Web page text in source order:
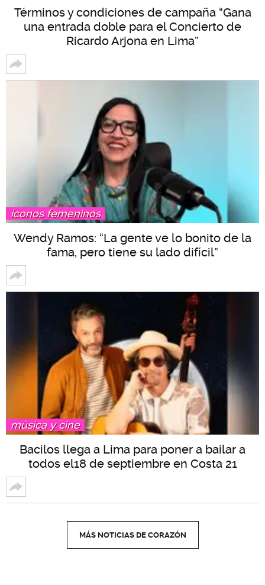
Términos y condiciones de campaña “Gana
una entrada doble para el Concierto de
Ricardo Arjona en Lima”
íconos femeninos
Wendy Ramos: “La gente ve lo bonito de la
fama, pero tiene su lado difícil”
música y cine
Bacilos llega a Lima para poner a bailar a
todos el18 de septiembre en Costa 21
MÁS NOTICIAS DE CORAZÓN